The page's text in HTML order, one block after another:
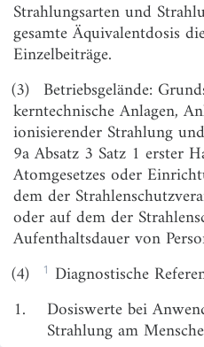
§ 3
Verfahren zur
Tätigkeitsarten nach §
Tätigkeitsarten nach §
Kapitel 2
Vorabkontrolle bei
ionisierender Strahlung
Abschnitt 1
Ausnahmen von der
Anzeigebedürftigkeit einer
Genehmigungsfreier
Strahlungsarten und
gesamte Äquivalentdosis
Einzelbeiträge.
(3) Betriebsgelände:
kerntechnische Anlagen,
ionisierender Strahlung
9a Absatz 3 Satz 1 erster
Atomgesetzes oder
dem der
oder auf dem der
Aufenthaltsdauer von
(4)
1 Diagnostische
1.
Dosiswerte bei
Strahlung am